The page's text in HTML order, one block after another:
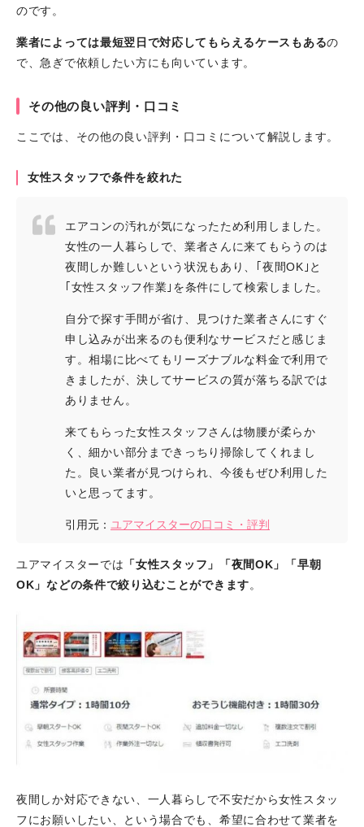
のです。
業者によっては最短翌日で対応してもらえるケースもあるの
で、急ぎで依頼したい方にも向いています。
その他の良い評判・口コミ
ここでは、その他の良い評判・口コミについて解説します。
女性スタッフで条件を絞れた
エアコンの汚れが気になったため利用しました。
女性の一人暮らしで、業者さんに来てもらうのは
夜間しか難しいという状況もあり、｢夜間OK｣と
｢女性スタッフ作業｣を条件にして検索しました。
自分で探す手間が省け、見つけた業者さんにすぐ
申し込みが出来るのも便利なサービスだと感じま
す。相場に比べてもリーズナブルな料金で利用で
きましたが、決してサービスの質が落ちる訳では
ありません。
来てもらった女性スタッフさんは物腰が柔らか
く、細かい部分まできっちり掃除してくれまし
た。良い業者が見つけられ、今後もぜひ利用した
いと思ってます。
引用元： ユアマイスターの口コミ・評判
ユアマイスターでは 「女性スタッフ」「夜間OK」「早朝
OK」などの条件で絞り込むことができます。
夜間しか対応できない、一人暮らしで不安だから女性スタッ
フにお願いしたい、という場合でも、希望に合わせて業者を